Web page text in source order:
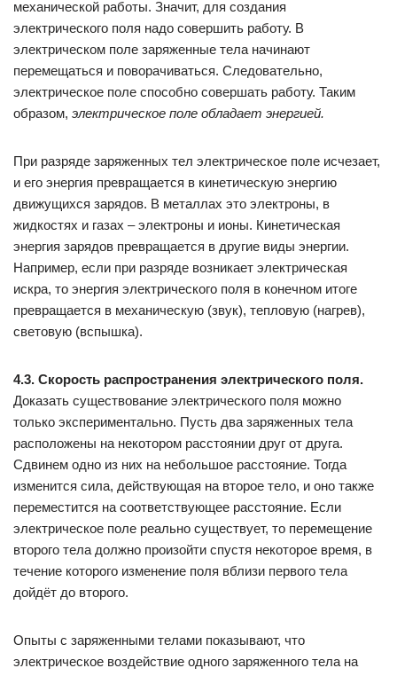
механической работы. Значит, для создания
электрического поля надо совершить работу. В
электрическом поле заряжен­ные тела начинают
перемещаться и поворачиваться. Следовательно,
электрическое поле способно совершать работу. Таким
образом, электрическое поле обладает энергией.
При разряде заряженных тел электрическое поле исчезает,
и его энер­гия превращается в кинетическую энергию
движущихся зарядов. В металлах это электроны, в
жидкостях и газах – электроны и ионы. Кинетическая
энергия зарядов превращается в другие виды энергии.
Например, если при разряде возникает электрическая
искра, то энергия электрического поля в конечном итоге
превращается в механическую (звук), тепловую (нагрев),
световую (вспышка).
4.3. Скорость распространения электрического поля.
Доказать существование электрического поля можно
только экспериментально. Пусть два заряженных тела
расположены на некотором расстоянии друг от друга.
Сдвинем одно из них на небольшое расстояние. Тогда
изменится сила, действующая на второе тело, и оно также
переместится на соответствующее расстояние. Если
электрическое поле реально существует, то перемещение
второго тела должно произойти спустя некоторое время, в
течение которого изменение поля вблизи первого тела
дойдёт до второго.
Опыты с заряженными телами показывают, что
электрическое воздействие одного заряженного тела на